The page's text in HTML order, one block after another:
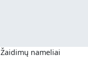
Žaidimų nameliai